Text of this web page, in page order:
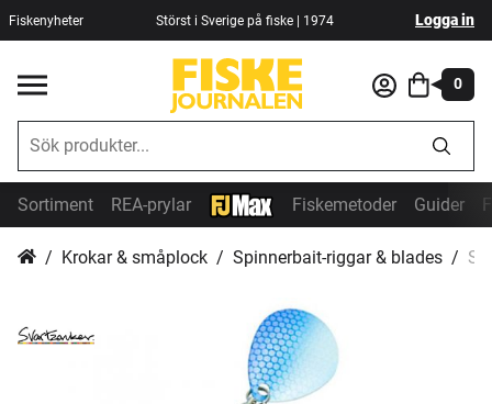
Fiskenyheter Störst i Sverige på fiske | 1974 Logga in
0
Sortiment REA-prylar Fiskemetoder Guider
Krokar & småplock Spinnerbait-riggar & blades